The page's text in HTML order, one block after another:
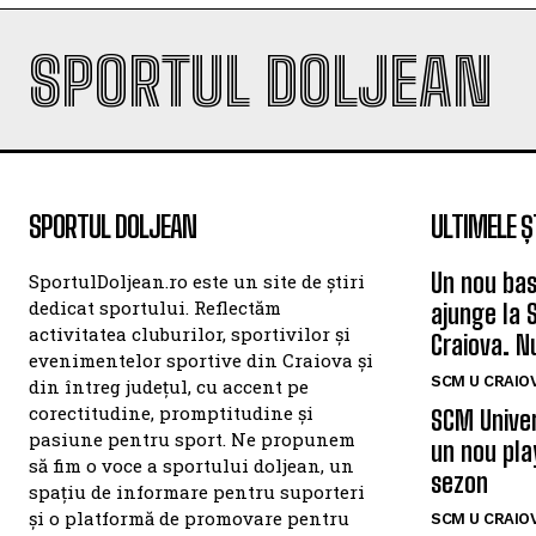
SPORTUL DOLJEAN
SPORTUL DOLJEAN
SportulDoljean.ro este un site de știri
dedicat sportului. Reflectăm
activitatea cluburilor, sportivilor și
evenimentelor sportive din Craiova și
din întreg județul, cu accent pe
corectitudine, promptitudine și
pasiune pentru sport. Ne propunem
să fim o voce a sportului doljean, un
spațiu de informare pentru suporteri
și o platformă de promovare pentru
ULTIMELE
Un nou
ajunge la
Craiova.
SCM U
SCM
un nou
sezon
SCM U